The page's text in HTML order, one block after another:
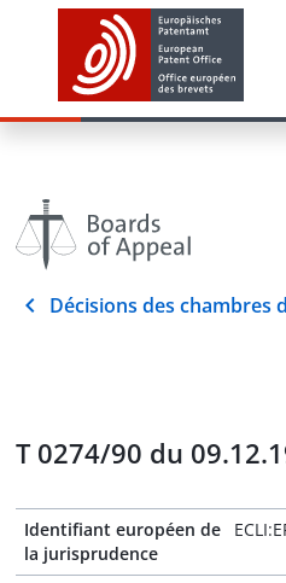
Décisions des chambres
T 0274/90 du
Identifiant européen de
la jurisprudence